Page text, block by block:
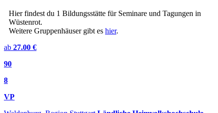
Hier findest du 1 Bildungsstätte für Seminare und Tagungen in
Wüstenrot.
Weitere Gruppenhäuser gibt es hier.
ab 27.00 €
90
8
VP